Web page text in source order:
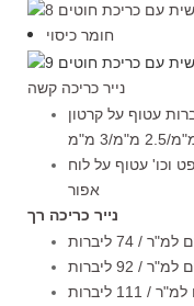
חומר כיסוי
נייר כריכה קשה
מצופה 157 גרם למ"ר/58 ליברות עטוף על קרטון
וכו' עטוף על לוח
אפור
נייר כריכה רך